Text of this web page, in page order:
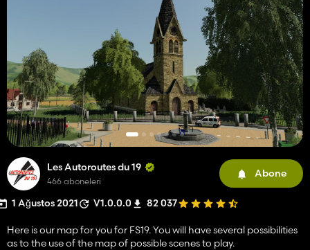
Les Autoroutes du 19
466 aboneleri
Abone
1 Ağustos 2021 V1.0.0.0 82 037
Here is our map for you for FS19. You will have several possibilities
as to the use of the map of possible scenes to play.